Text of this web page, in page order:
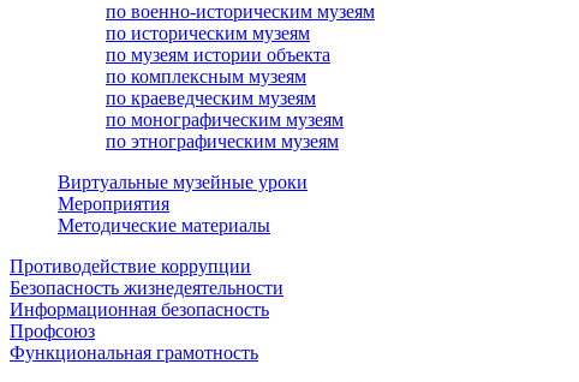
по военно-историческим музеям
по историческим музеям
по музеям истории объекта
по комплексным музеям
по краеведческим музеям
по монографическим музеям
по этнографическим музеям
Виртуальные музейные уроки
Мероприятия
Методические материалы
Противодействие коррупции
Безопасность жизнедеятельности
Информационная безопасность
Профсоюз
Функциональная грамотность